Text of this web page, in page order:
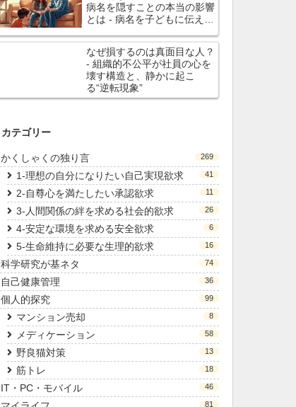
病名を隠すことの本当の影響
とは - 病名を子どもに伝えず
体的に大きな負担
なぜ損するのは真面目な人？
- 組織的不公平が社員の心を
壊す構造と、静かに起こ
る“逆転現象”
カテゴリー
かくしゃくの独り言 269
1-理想の自分になりたい自己実現欲求 41
2-自尊心を満たしたい承認欲求 11
3-人間関係の絆を求める社会的欲求 26
4-安定な環境を求める安全欲求 6
5-生命維持に必要な生理的欲求 16
科学研究が基ネタ 74
自己健康管理 36
個人的探究 99
マンション売却 8
メディケーション 58
野良猫対策 13
筋トレ 18
IT・PC・モバイル 46
81